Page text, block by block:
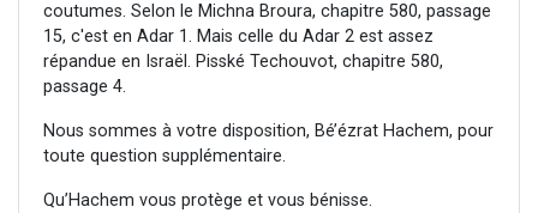
coutumes. Selon le Michna Broura, chapitre 580, passage
15, c'est en Adar 1. Mais celle du Adar 2 est assez
répandue en Israël. Pisské Techouvot, chapitre 580,
passage 4.
Nous sommes à votre disposition, Bé’ézrat Hachem, pour
toute question supplémentaire.
Qu’Hachem vous protège et vous bénisse.